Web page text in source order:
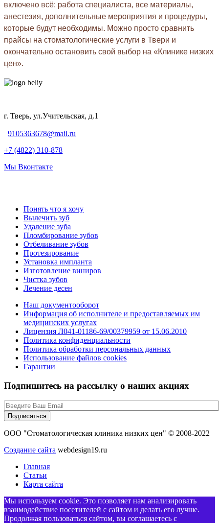
включено всё: работа специалиста, все материалы,
анестезия, дополнительные мероприятия и процедуры,
которые будут необходимы. Можно просто сравнить
прайсы на стоматологические услуги в Твери и
окончательно остановить свой выбор на «Клинике низких
цен».
г. Тверь, ул.Учительская, д.1
9105363678@mail.ru
+7 (4822) 310-878
Мы Вконтакте
Понять что я хочу
Вылечить зуб
Удаление зуба
Пломбирование зубов
Отбеливание зубов
Протезирование
Установка импланта
Изготовление виниров
Чистка зубов
Лечение десен
Наш документооборот
Информация об исполнителе и предоставляемых им
медицинских услугах
Лицензия Л041-01186-69/00379959 от 15.06.2010
Политика конфиденциальности
Политика обработки персональных данных
Использование файлов cookies
Гарантии
Подпишитесь на рассылку о наших акциях
ООО "Стоматологическая клиника низких цен" © 2008-2022
Создание сайта webdesign19.ru
Главная
Статьи
Карта сайта
Мы используем cookie. Это позволяет нам анализировать
взаимодействие посетителей с сайтом и делать его лучше.
Продолжая пользоваться сайтом, вы соглашаетесь с